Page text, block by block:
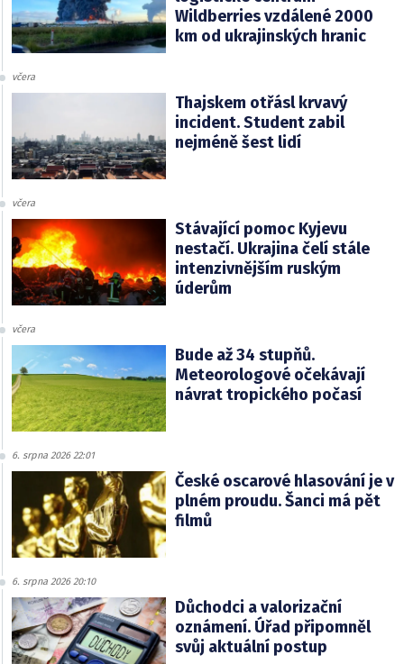
Wildberries vzdálené 2000
km od ukrajinských hranic
včera
Thajskem otřásl krvavý
incident. Student zabil
nejméně šest lidí
včera
Stávající pomoc Kyjevu
nestačí. Ukrajina čelí stále
intenzivnějším ruským
úderům
včera
Bude až 34 stupňů.
Meteorologové očekávají
návrat tropického počasí
6. srpna 2026 22:01
České oscarové hlasování je v
plném proudu. Šanci má pět
filmů
6. srpna 2026 20:10
Důchodci a valorizační
oznámení. Úřad připomněl
svůj aktuální postup